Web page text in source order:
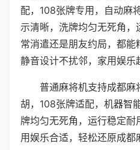
配，108张牌专用，自动麻
示清晰，洗牌均匀无死角，
常消遣还是朋友约局，都能
静音设计不扰邻，家用娱乐
普通麻将机支持成都麻
胡，108张牌适配，机器智
牌均匀无死角，运行稳定
用娱乐合适，轻松还原成都